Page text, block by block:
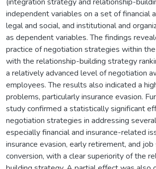
independent variables on a set of financial
legal and social, and institutional and
as dependent variables. The findings
practice of negotiation strategies within the
with the relationship-building strategy
a relatively advanced level of negotiation
employees. The results also indicated a
problems, particularly insurance evasion.
study confirmed a statistically significant
negotiation strategies in addressing
especially financial and insurance-related
insurance evasion, early retirement, and
conversion, with a clear superiority of the